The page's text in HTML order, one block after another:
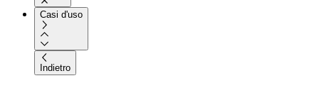
Casi d'uso
Indietro